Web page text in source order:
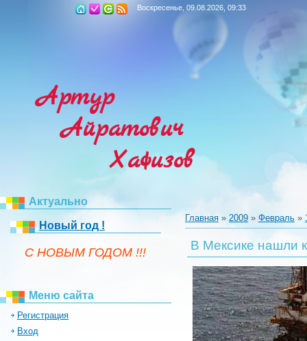
Воскресенье, 09.08.2026, 09:33
Артур
Айратович
Хафизов
Актуально
Новый год !
C НОВЫМ ГОДОМ !!!
Меню сайта
Регистрация
Вход
Главная » 2009 » Февраль »
В Мексике нашли